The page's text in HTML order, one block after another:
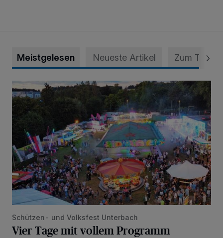
Meistgelesen Neueste Artikel Zum Thema
Vier Tage mit vollem Programm
Schützen- und Volksfest Unterbach
Vier Tage mit vollem Programm